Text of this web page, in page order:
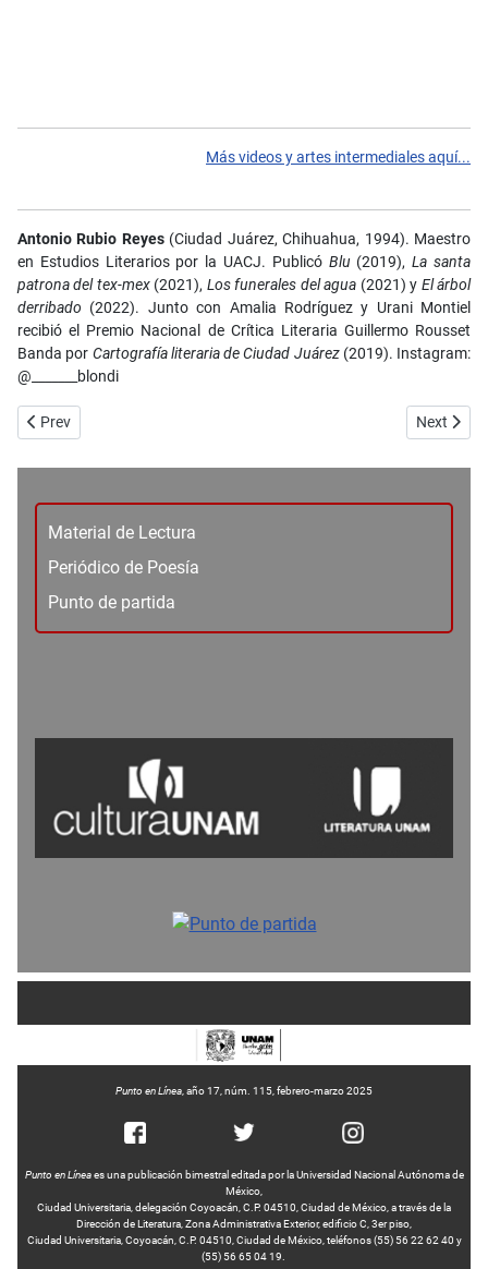
Material de Lectura
Periódico de Poesía
Punto de partida
Más videos y artes intermediales aquí...
Antonio Rubio Reyes(Ciudad Juárez, Chihuahua, 1994). Maestro
en Estudios Literarios por la UACJ. Publicó Blu(2019),La santa
patrona del tex-mex(2021), Los funerales del agua (2021) y El árbol
derribado (2022). Junto con Amalia Rodríguez y Urani Montiel
recibió el Premio Nacional de Crítica Literaria Guillermo Rousset
Banda por Cartografía literaria de Ciudad Juárez(2019). Instagram:
@_______blondi
Previous article: No. 101 - Artes visuales - ¿Qué tal resultó ese
Prev Next
Next
Punto en Línea , año 17, núm. 115, febrero-marzo 2025
Punto en Líneaes una publicación bimestral editada por la Universidad Nacional Autónoma de
México,
Ciudad Universitaria, delegación Coyoacán, C.P. 04510, Ciudad de México, a través de la
Dirección de Literatura, Zona Administrativa Exterior, edificio C, 3er piso,
Ciudad Universitaria, Coyoacán, C.P. 04510, Ciudad de México, teléfonos (55) 56 22 62 40 y
(55) 56 65 04 19.